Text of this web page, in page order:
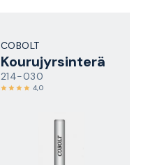
COBOLT
Kourujyrsinterä
214-030
4,0